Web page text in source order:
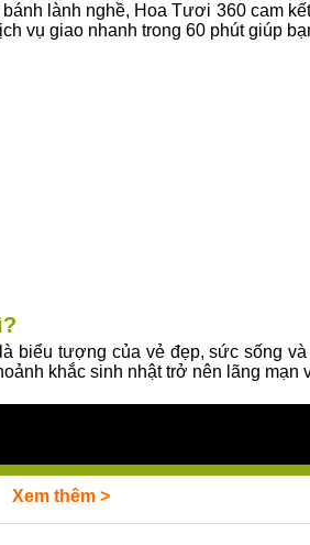
lành nghề, Hoa Tươi 360 cam
vụ giao nhanh trong 60 phút giúp
là biểu tượng của vẻ đẹp, sức sống
khắc sinh nhật trở nên lãng mạn
Xem thêm >